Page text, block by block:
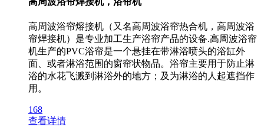
高周波浴帘熔接机（又名高周波浴帘热合机，高周波浴
帘焊接机）是专业加工生产浴帘产品的设备.高周波浴帘
机生产的PVC浴帘是一个悬挂在带淋浴喷头的浴缸外
面、或者淋浴范围的窗帘状物品。浴帘主要用于防止淋
浴的水花飞溅到淋浴外的地方；及为淋浴的人起遮挡作
用。
168
查看详情